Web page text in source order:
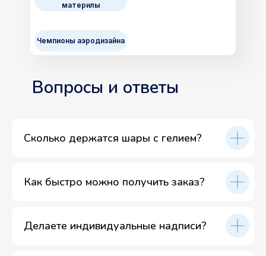
Чемпионы аэродизайна
материлы
Вопросы и ответы
Сколько держатся шары с гелием?
Как быстро можно получить заказ?
Делаете индивидуальные надписи?